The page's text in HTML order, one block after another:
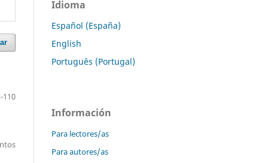
110
Idioma
Español (España)
English
Português (Portugal)
Información
Para lectores/as
Para autores/as